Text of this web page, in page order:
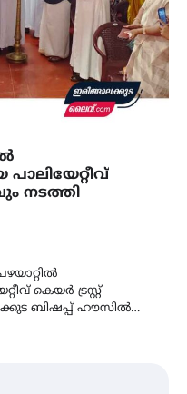
നടത്തി
കെയർ ട്രസ്റ്റ്
ബിഷപ്പ് ഹൗസിൽ…